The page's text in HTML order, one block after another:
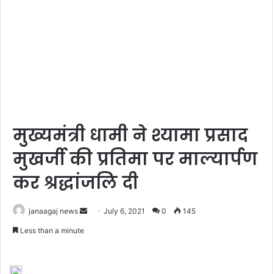
मुख्यमंत्री धामी ने श्यामा प्रसाद
मुखर्जी की प्रतिमा पर माल्यार्पण
कर श्रद्धांजलि दी
janaagaj news
SendJuly 6, 2021 0 145
Less than a minute